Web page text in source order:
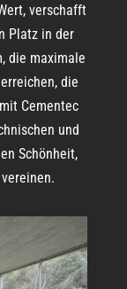
verschafft
Platz in der
die maximale
die
Cementec
und
Schönheit,